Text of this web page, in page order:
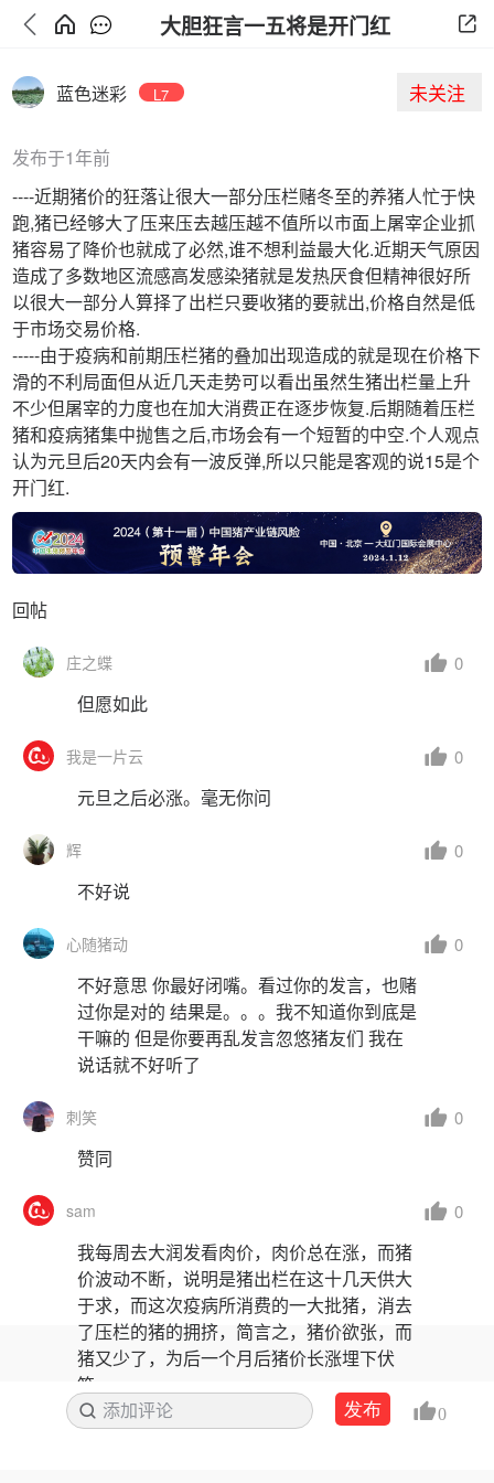
大胆狂言一五将是开门红
蓝色迷彩 L7 未关注
发布于1年前
----近期猪价的狂落让很大一部分压栏赌冬至的养猪人忙于快
跑,猪已经够大了压来压去越压越不值所以市面上屠宰企业抓
猪容易了降价也就成了必然,谁不想利益最大化.近期天气原因
造成了多数地区流感高发感染猪就是发热厌食但精神很好所
以很大一部分人算择了出栏只要收猪的要就出,价格自然是低
于市场交易价格.
-----由于疫病和前期压栏猪的叠加出现造成的就是现在价格下
滑的不利局面但从近几天走势可以看出虽然生猪出栏量上升
不少但屠宰的力度也在加大消费正在逐步恢复.后期随着压栏
猪和疫病猪集中抛售之后,市场会有一个短暂的中空.个人观点
认为元旦后20天内会有一波反弹,所以只能是客观的说15是个
开门红.
回帖
庄之蝶 0
但愿如此
我是一片云 0
元旦之后必涨。毫无你问
辉 0
不好说
心随猪动 0
不好意思 你最好闭嘴。看过你的发言，也赌
过你是对的 结果是。。。我不知道你到底是
干嘛的 但是你要再乱发言忽悠猪友们 我在
说话就不好听了
刺笑 0
赞同
sam 0
我每周去大润发看肉价，肉价总在涨，而猪
价波动不断，说明是猪出栏在这十几天供大
于求，而这次疫病所消费的一大批猪，消去
了压栏的猪的拥挤，简言之，猪价欲张，而
猪又少了，为后一个月后猪价长涨埋下伏
笔，
添加评论 搜索发布 0